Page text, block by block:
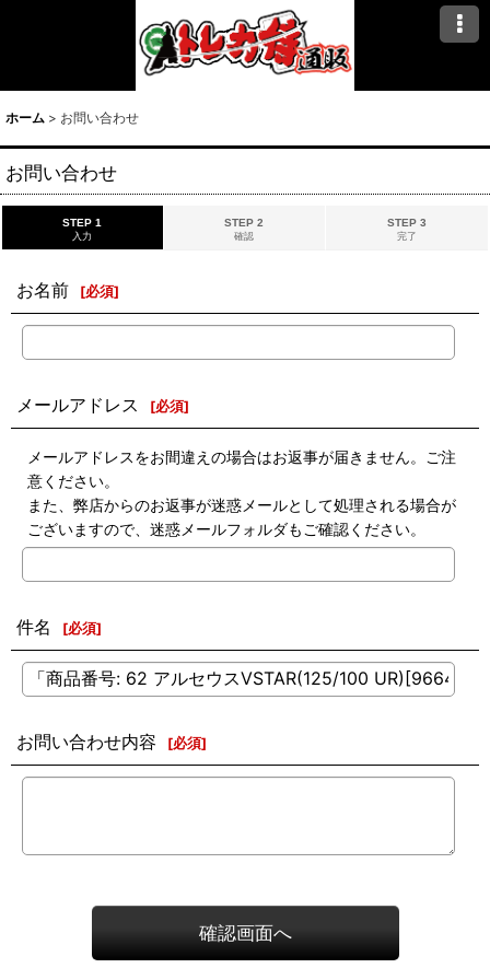
ホーム > お問い合わせ
お問い合わせ
STEP 1
入力
STEP 2
確認
STEP 3
完了
お名前 [必須]
メールアドレス [必須]
メールアドレスをお間違えの場合はお返事が届きません。ご注
意ください。
また、弊店からのお返事が迷惑メールとして処理される場合が
ございますので、迷惑メールフォルダもご確認ください。
件名 [必須]
お問い合わせ内容 [必須]
確認画面へ